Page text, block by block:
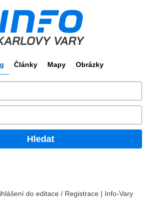
Články Mapy Obrázky
Hledat
do editace / Registrace | Info-Vary